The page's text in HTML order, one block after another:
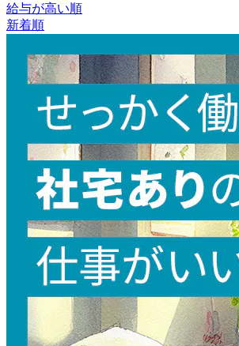
給与が高い順
新着順